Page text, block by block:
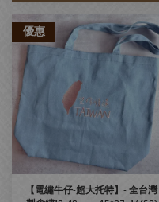
優惠
【電繡牛仔-超大托特】- 全台灣